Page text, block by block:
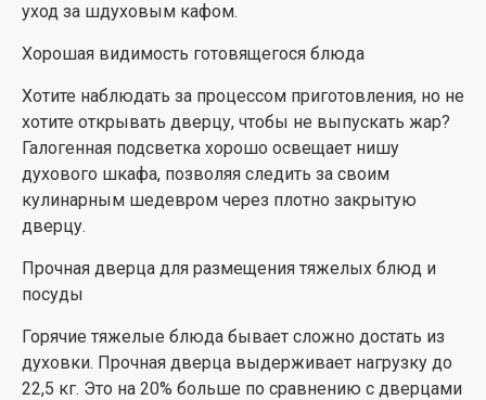
уход за шдуховым кафом.
Хорошая видимость готовящегося блюда
Хотите наблюдать за процессом приготовления, но не
хотите открывать дверцу, чтобы не выпускать жар?
Галогенная подсветка хорошо освещает нишу
духового шкафа, позволяя следить за своим
кулинарным шедевром через плотно закрытую
дверцу.
Прочная дверца для размещения тяжелых блюд и
посуды
Горячие тяжелые блюда бывает сложно достать из
духовки. Прочная дверца выдерживает нагрузку до
22,5 кг. Это на 20% больше по сравнению с дверцами